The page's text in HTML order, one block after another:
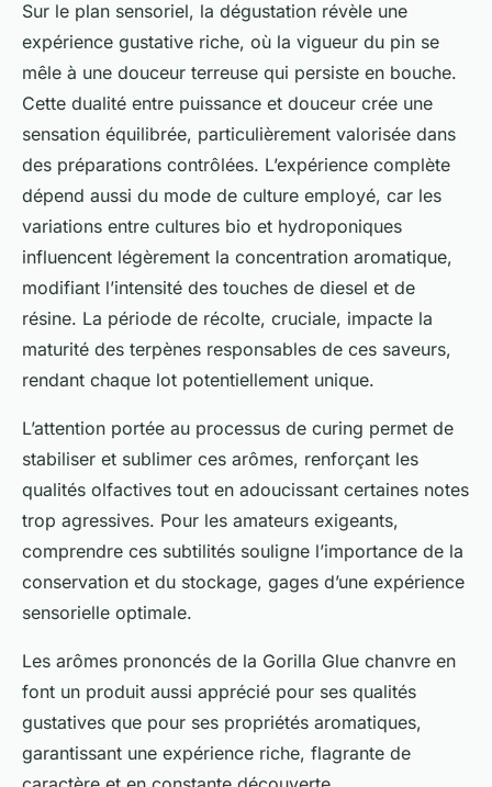
Sur le plan sensoriel, la dégustation révèle une
expérience gustative riche, où la vigueur du pin se
mêle à une douceur terreuse qui persiste en bouche.
Cette dualité entre puissance et douceur crée une
sensation équilibrée, particulièrement valorisée dans
des préparations contrôlées. L’expérience complète
dépend aussi du mode de culture employé, car les
variations entre cultures bio et hydroponiques
influencent légèrement la concentration aromatique,
modifiant l’intensité des touches de diesel et de
résine. La période de récolte, cruciale, impacte la
maturité des terpènes responsables de ces saveurs,
rendant chaque lot potentiellement unique.
L’attention portée au processus de curing permet de
stabiliser et sublimer ces arômes, renforçant les
qualités olfactives tout en adoucissant certaines notes
trop agressives. Pour les amateurs exigeants,
comprendre ces subtilités souligne l’importance de la
conservation et du stockage, gages d’une expérience
sensorielle optimale.
Les arômes prononcés de la Gorilla Glue chanvre en
font un produit aussi apprécié pour ses qualités
gustatives que pour ses propriétés aromatiques,
garantissant une expérience riche, flagrante de